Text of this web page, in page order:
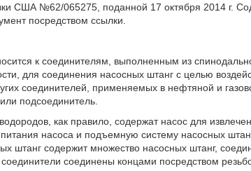
США №62/065275, поданной 17 октября 2014 г.
посредством ссылки.
к соединителям, выполненным из
для соединения насосных штанг с целью
соединителей, применяемых в нефтяной и
подсоединитель.
как правило, содержат насос для
насоса и подъемную систему насосных
штанг содержит множество насосных штанг,
соединены концами посредством